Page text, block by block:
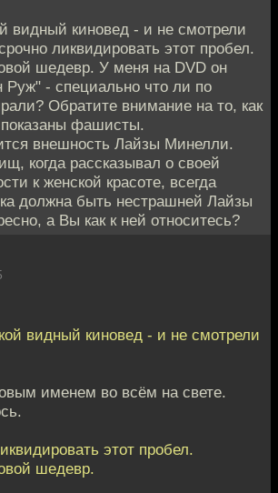
видный киновед - и не смотрели
ликвидировать этот пробел.
шедевр. У меня на DVD он
Руж" - специально что ли по
Обратите внимание на то, как
фашисты.
внешность Лайзы Минелли.
когда рассказывал о своей
к женской красоте, всегда
должна быть нестрашней Лайзы
а Вы как к ней относитесь?
видный киновед - и не смотрели
именем во всём на свете.
этот пробел.
шедевр.